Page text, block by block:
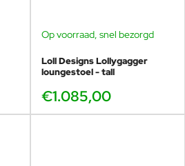
Op voorraad, snel bezorgd
Loll Designs Lollygagger
loungestoel - tall
€1.085,00